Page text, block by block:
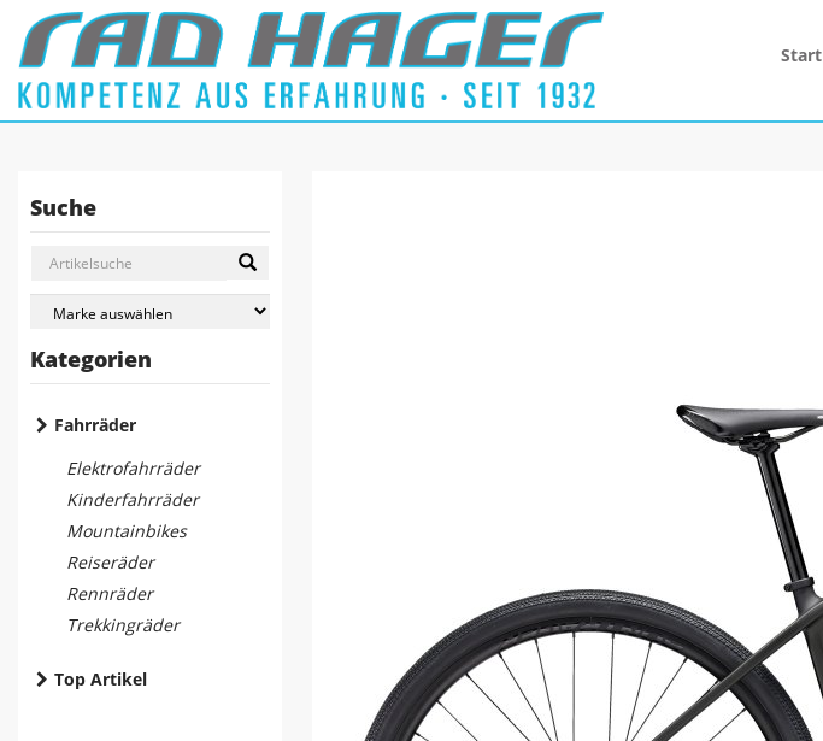
Start
Suche
Kategorien
Fahrräder
Elektrofahrräder
Kinderfahrräder
Mountainbikes
Reiseräder
Rennräder
Trekkingräder
Top Artikel